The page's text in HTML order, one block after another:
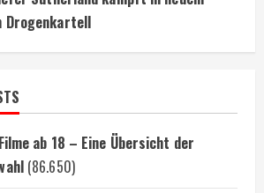
Drogenkartell
ab 18 – Eine Übersicht der
(86.650)